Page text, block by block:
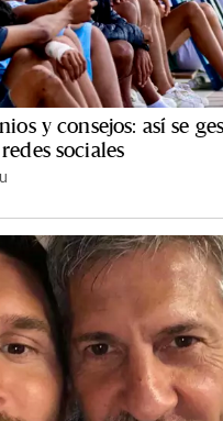
y consejos: así se
sociales